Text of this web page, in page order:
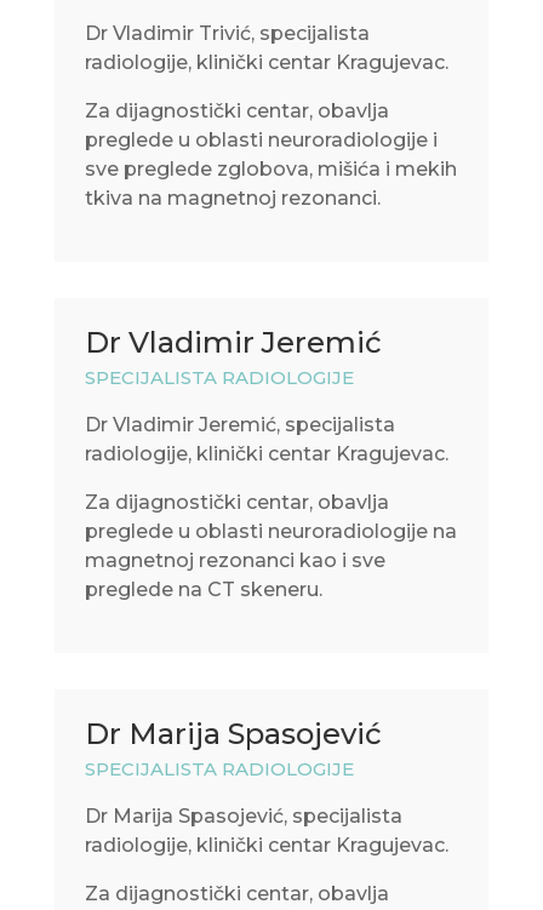
Dr Vladimir Trivić, specijalista
radiologije, klinički centar Kragujevac.
Za dijagnostički centar, obavlja
preglede u oblasti neuroradiologije i
sve preglede zglobova, mišića i mekih
tkiva na magnetnoj rezonanci.
Dr Vladimir Jeremić
SPECIJALISTA RADIOLOGIJE
Dr Vladimir Jeremić, specijalista
radiologije, klinički centar Kragujevac.
Za dijagnostički centar, obavlja
preglede u oblasti neuroradiologije na
magnetnoj rezonanci kao i sve
preglede na CT skeneru.
Dr Marija Spasojević
SPECIJALISTA RADIOLOGIJE
Dr Marija Spasojević, specijalista
radiologije, klinički centar Kragujevac.
Za dijagnostički centar, obavlja